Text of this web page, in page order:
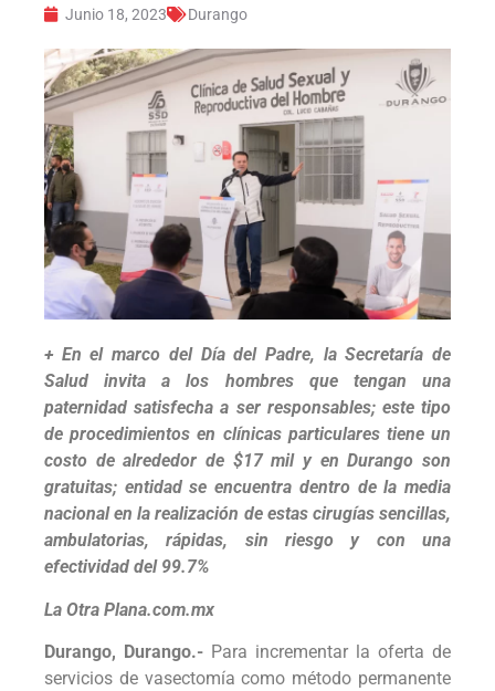
Junio 18, 2023 Durango
+ En el marco del Día del Padre, la Secretaría de
Salud invita a los hombres que tengan una
paternidad satisfecha a ser responsables; este tipo
de procedimientos en clínicas particulares tiene un
costo de alrededor de $17 mil y en Durango son
gratuitas; entidad se encuentra dentro de la media
nacional en la realización de estas cirugías sencillas,
ambulatorias, rápidas, sin riesgo y con una
efectividad del 99.7%
La Otra Plana.com.mx
Durango, Durango.- Para incrementar la oferta de
servicios de vasectomía como método permanente